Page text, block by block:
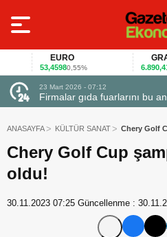
EURO
53,45980,55%
GRAM
6.890,41
23 Mart 2026 - 07:12
Firmalar gıda fuarlarını bu
ANASAYFA KÜLTÜR SANAT Chery Golf
Chery Golf Cup
oldu!
30.11.2023 07:25 Güncellenme :